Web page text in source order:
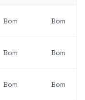
Bom Bom
Bom Bom
Bom Bom